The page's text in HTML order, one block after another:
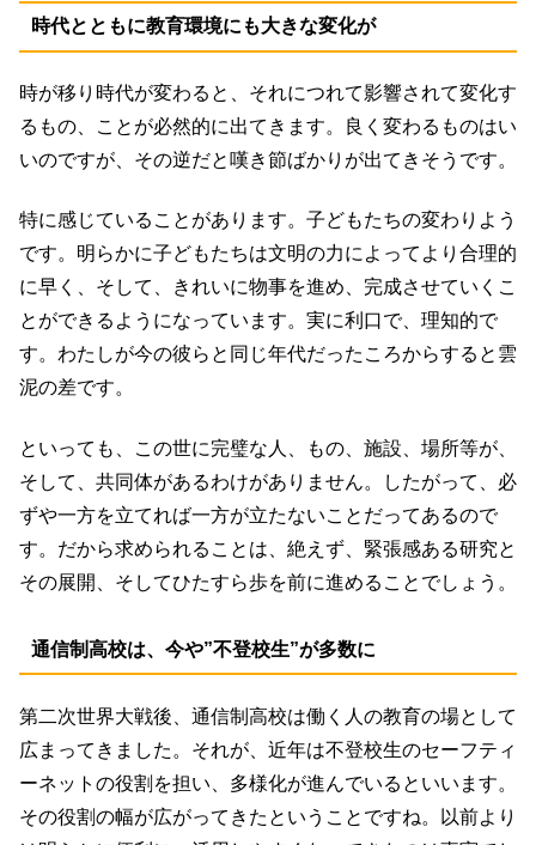
時代とともに教育環境にも大きな変化が
時が移り時代が変わると、それにつれて影響されて変化す
るもの、ことが必然的に出てきます。良く変わるものはい
いのですが、その逆だと嘆き節ばかりが出てきそうです。
特に感じていることがあります。子どもたちの変わりよう
です。明らかに子どもたちは文明の力によってより合理的
に早く、そして、きれいに物事を進め、完成させていくこ
とができるようになっています。実に利口で、理知的で
す。わたしが今の彼らと同じ年代だったころからすると雲
泥の差です。
といっても、この世に完璧な人、もの、施設、場所等が、
そして、共同体があるわけがありません。したがって、必
ずや一方を立てれば一方が立たないことだってあるので
す。だから求められることは、絶えず、緊張感ある研究と
その展開、そしてひたすら歩を前に進めることでしょう。
通信制高校は、今や”不登校生”が多数に
第二次世界大戦後、通信制高校は働く人の教育の場として
広まってきました。それが、近年は不登校生のセーフティ
ーネットの役割を担い、多様化が進んでいるといいます。
その役割の幅が広がってきたということですね。以前より